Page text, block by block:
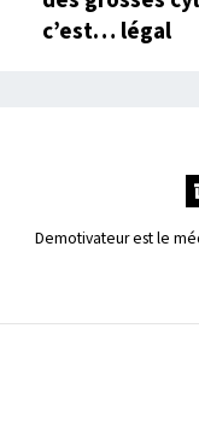
c’est… légal
Demotivateur est le